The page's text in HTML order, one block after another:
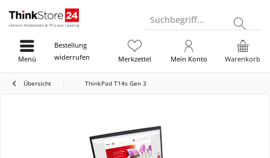
Suchbegriff...
Bestellung
widerrufen
Warenkorb
Merkzettel Mein Konto
Menü
Übersicht ThinkPad T14s Gen 3